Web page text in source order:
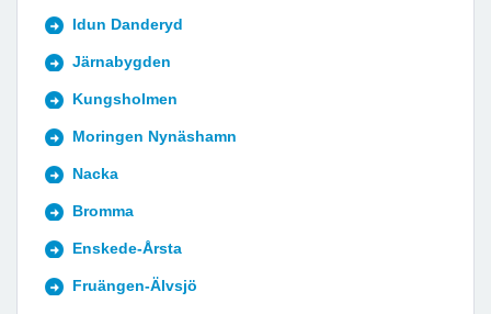
Idun Danderyd
Järnabygden
Kungsholmen
Moringen Nynäshamn
Nacka
Bromma
Enskede-Årsta
Fruängen-Älvsjö